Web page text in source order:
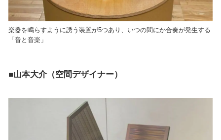
楽器を鳴らすように誘う装置が5つあり、いつの間にか合奏が発生する
「音と音楽」
■山本大介（空間デザイナー）